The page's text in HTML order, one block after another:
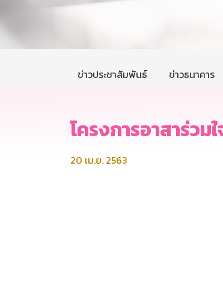
ข่าวประชาสัมพันธ์ ข่าวธนาคาร
โครงการอาสาร่วม
20 เม.ย. 2563